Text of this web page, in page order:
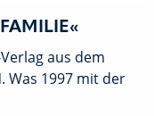
aus dem
Was 1997 mit der